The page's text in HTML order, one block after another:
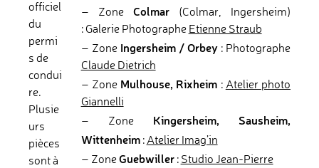
officiel
du
permi
s de
condui
re.
Plusie
urs
pièces
sont à
– Zone Colmar(Colmar, Ingersheim)
: Galerie Photographe Etienne Straub
– Zone Ingersheim / Orbey: Photographe
Claude Dietrich
– ZoneMulhouse, Rixheim : Atelier photo
Giannelli
– Zone Kingersheim, Sausheim,
Wittenheim:Atelier Imag’in
– ZoneGuebwiller: Studio Jean-Pierre